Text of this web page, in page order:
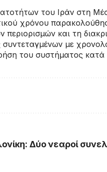
του Ιράν στη
χρόνου
περιορισμών και τη
με
του συστήματος κατά
Δύο νεαροί